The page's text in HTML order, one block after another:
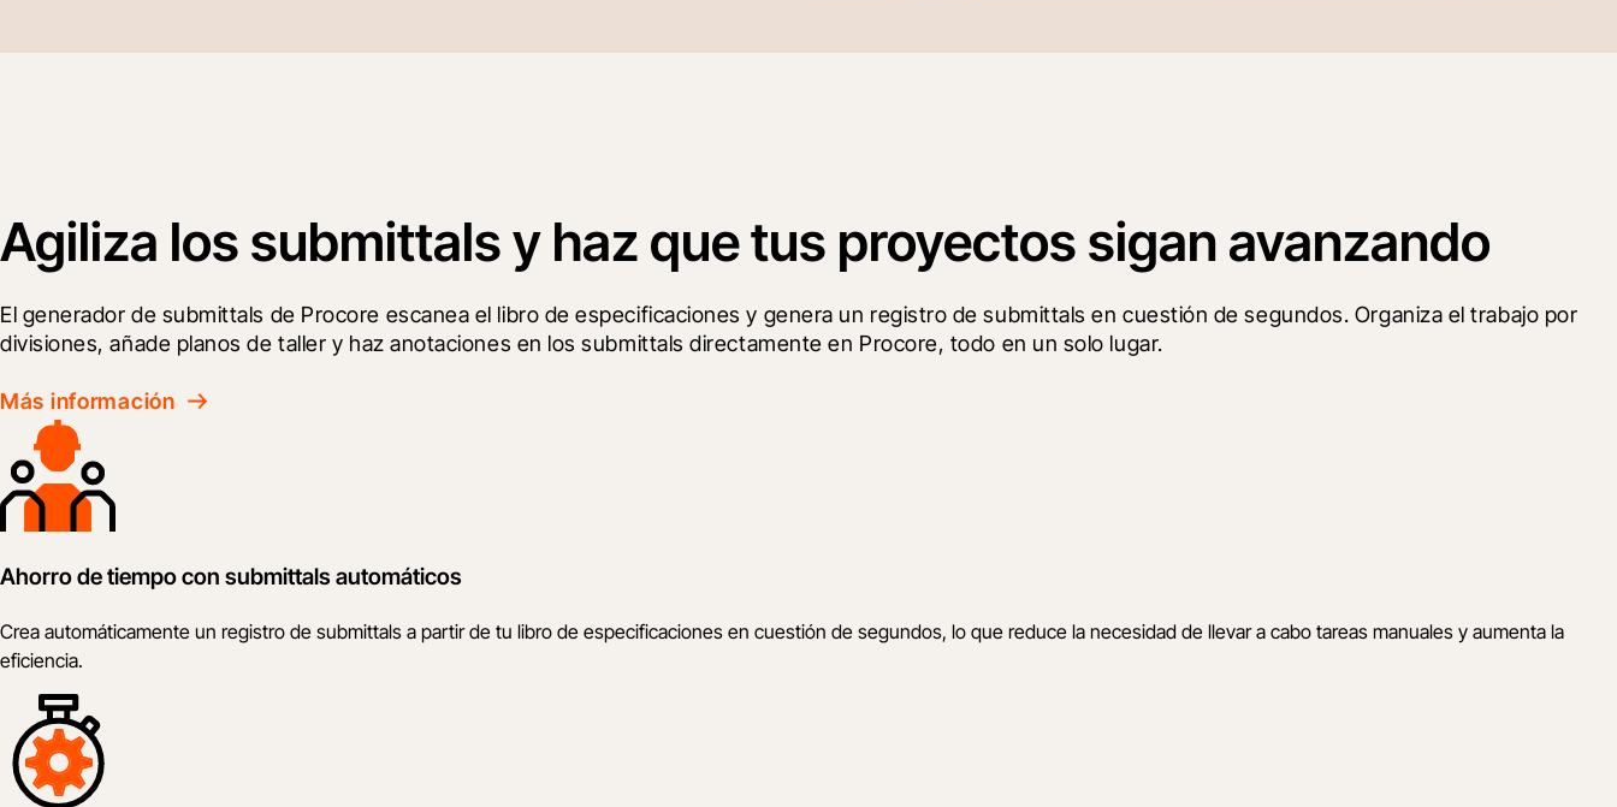
Agiliza los submittals y haz que tus proyectos sigan avanzando
El generador de submittals de Procore escanea el libro de especificaciones y genera un registro de submittals en cuestión de segundos. Organiza el trabajo por
divisiones, añade planos de taller y haz anotaciones en los submittals directamente en Procore, todo en un solo lugar.
Más información
Ahorro de tiempo con submittals automáticos
Crea automáticamente un registro de submittals a partir de tu libro de especificaciones en cuestión de segundos, lo que reduce la necesidad de llevar a cabo tareas manuales y aumenta la
eficiencia.